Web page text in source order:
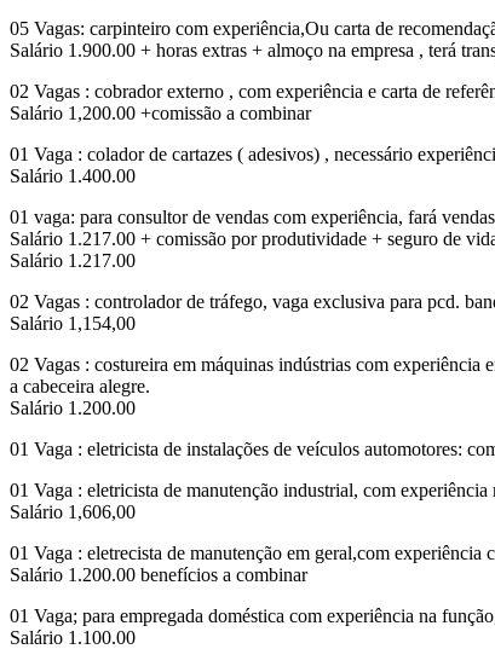
05 Vagas: carpinteiro com experiência,Ou carta de
Salário 1.900.00 + horas extras + almoço na empresa , terá
02 Vagas : cobrador externo , com experiência e carta de
Salário 1,200.00 +comissão a combinar
01 Vaga : colador de cartazes ( adesivos) , necessário
Salário 1.400.00
01 vaga: para consultor de vendas com experiência, fará
Salário 1.217.00 + comissão por produtividade + seguro de
Salário 1.217.00
02 Vagas : controlador de tráfego, vaga exclusiva para pcd.
Salário 1,154,00
02 Vagas : costureira em máquinas indústrias com
a cabeceira alegre.
Salário 1.200.00
01 Vaga : eletricista de instalações de veículos automotores:
01 Vaga : eletricista de manutenção industrial, com
Salário 1,606,00
01 Vaga : eletrecista de manutenção em geral,com
Salário 1.200.00 benefícios a combinar
01 Vaga; para empregada doméstica com experiência na
Salário 1.100.00